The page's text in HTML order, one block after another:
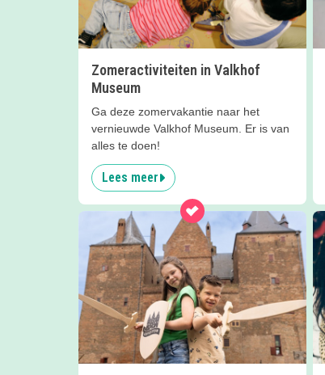
Zomeractiviteiten in Valkhof
Museum
Ga deze zomervakantie naar het
vernieuwde Valkhof Museum. Er is van
alles te doen!
Lees meer